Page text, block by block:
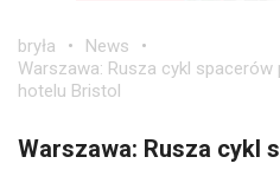
bryła
News
Warszawa: Rusza cykl
hotelu Bristol
Warszawa: Rusza cykl